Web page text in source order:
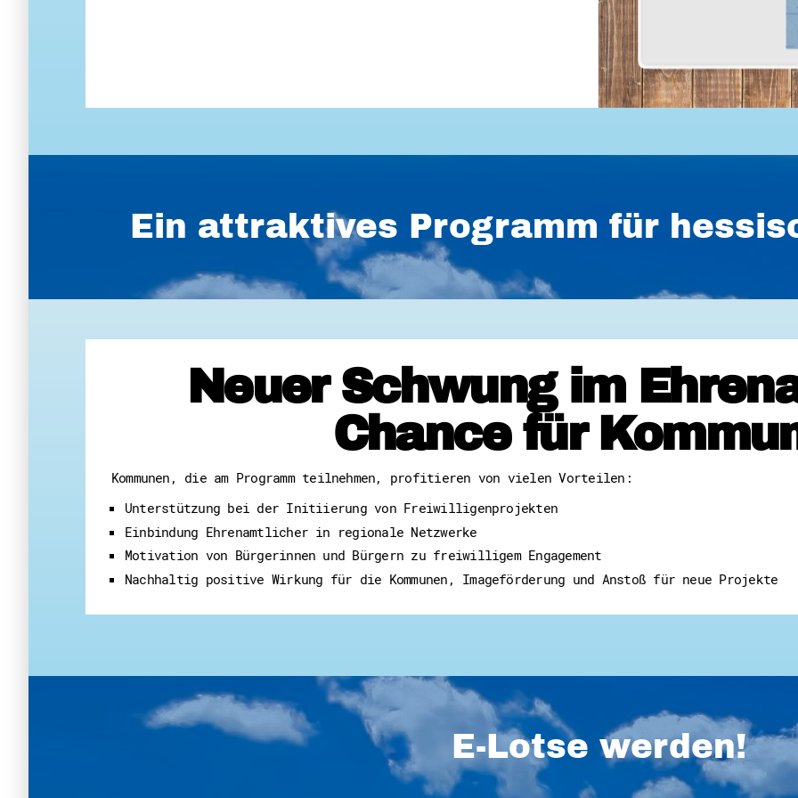
Ein attraktives Programm für
Neuer Schwung im
Chance für
Kommunen, die am Programm teilnehmen, profitieren von vielen Vorteilen:
Unterstützung bei der Initiierung von Freiwilligenprojekten
Einbindung Ehrenamtlicher in regionale Netzwerke
Motivation von Bürgerinnen und Bürgern zu freiwilligem Engagement
Nachhaltig positive Wirkung für die Kommunen, Imageförderung und Anstoß für neue Projekte
E-Lotse werden!